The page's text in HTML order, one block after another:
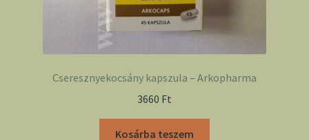
Cseresznyekocsány kapszula – Arkopharma
3660 Ft
Kosárba teszem